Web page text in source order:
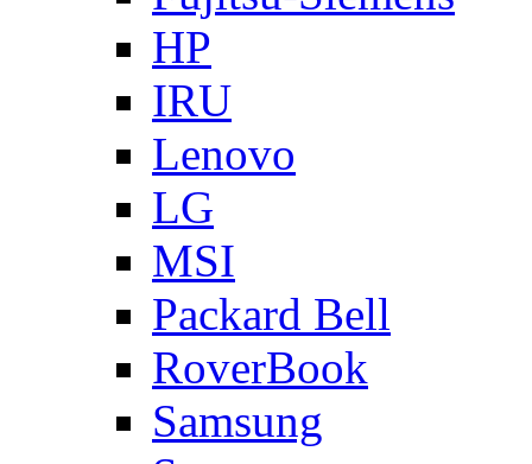
HP
IRU
Lenovo
LG
MSI
Packard Bell
RoverBook
Samsung